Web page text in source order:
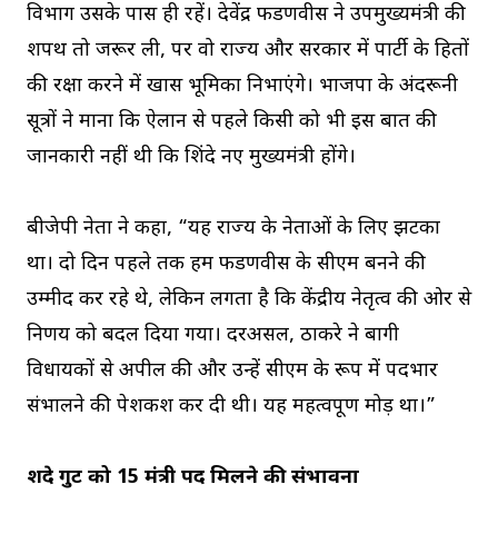
विभाग उसके पास ही रहें। देवेंद्र फडणवीस ने उपमुख्यमंत्री की
शपथ तो जरूर ली, पर वो राज्य और सरकार में पार्टी के हितों
की रक्षा करने में खास भूमिका निभाएंगे। भाजपा के अंदरूनी
सूत्रों ने माना कि ऐलान से पहले किसी को भी इस बात की
जानकारी नहीं थी कि शिंदे नए मुख्यमंत्री होंगे।
बीजेपी नेता ने कहा, “यह राज्य के नेताओं के लिए झटका
था। दो दिन पहले तक हम फडणवीस के सीएम बनने की
उम्मीद कर रहे थे, लेकिन लगता है कि केंद्रीय नेतृत्व की ओर से
निर्णय को बदल दिया गया। दरअसल, ठाकरे ने बागी
विधायकों से अपील की और उन्हें सीएम के रूप में पदभार
संभालने की पेशकश कर दी थी। यह महत्वपूर्ण मोड़ था।”
शिंदे गुट को 15 मंत्री पद मिलने की संभावना